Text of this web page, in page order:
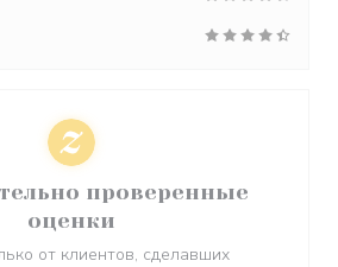
проверенные
оценки
от клиентов, сделавших